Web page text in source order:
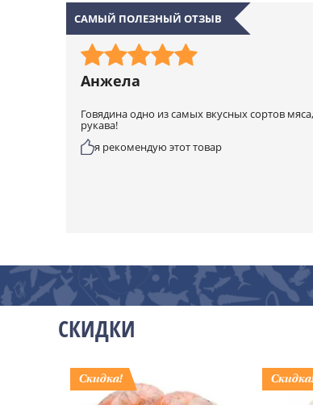
САМЫЙ ПОЛЕЗНЫЙ ОТЗЫВ
Анжела
Говядина одно из самых вкусных сортов
рукава!
я рекомендую этот товар
СКИДКИ